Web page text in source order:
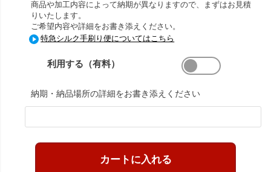
商品や加工内容によって納期が異なりますので、まずはお見積
りいたします。
ご希望内容や詳細をお書き添えください。
特急シルク手刷り便についてはこちら
利用する（有料）
納期・納品場所の詳細をお書き添えください